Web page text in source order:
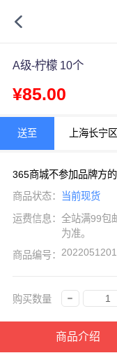
A级-柠檬 10个
¥85.00
送至 上海长宁
365商城不参加品牌方
商品状态：
当前现货
运费信息：全站满99包
为准。
商品编号：
购买数量 -
商品介绍